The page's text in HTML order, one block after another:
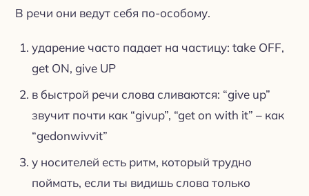
В речи они ведут себя по-особому.
ударение часто падает на частицу: take OFF,
get ON, give UP
в быстрой речи слова сливаются: “give up”
звучит почти как “givup”, “get on with it” – как
“gedonwivvit”
у носителей есть ритм, который трудно
поймать, если ты видишь слова только